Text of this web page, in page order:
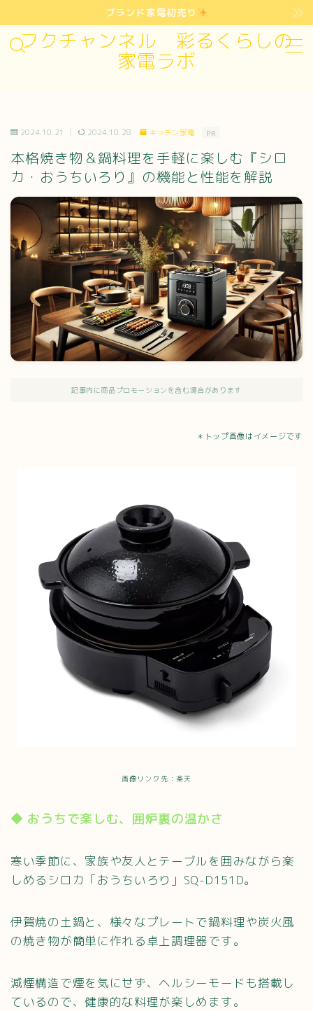
ブランド家電初売り
フクチャンネル 彩るくらしの
家電ラボ
MENU
プライバシーポリシー・免責事項
運営者情報
2024.10.21 2024.10.28 キッチン家電 PR
本格焼き物＆鍋料理を手軽に楽しむ『シロ
カ・おうちいろり』の機能と性能を解説
記事内に商品プロモーションを含む場合があります
＊トップ画像はイメージです
画像リンク先：楽天
◆ おうちで楽しむ、囲炉裏の温かさ
寒い季節に、家族や友人とテーブルを囲みながら楽
しめるシロカ「おうちいろり」SQ-D151D。
伊賀焼の土鍋と、様々なプレートで鍋料理や炭火風
の焼き物が簡単に作れる卓上調理器です。
減煙構造で煙を気にせず、ヘルシーモードも搭載し
ているので、健康的な料理が楽しめます。